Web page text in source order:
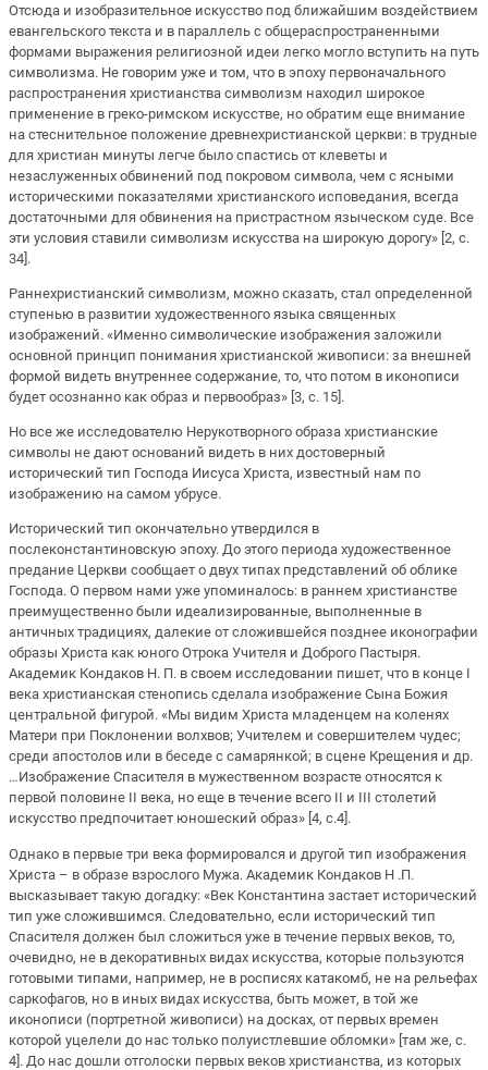
Отсюда и изобразительное искусство под ближайшим воздействием
евангельского текста и в параллель с общераспространенными
формами выражения религиозной идеи легко могло вступить на путь
символизма. Не говорим уже и том, что в эпоху первоначального
распространения христианства символизм находил широкое
применение в греко-римском искусстве, но обратим еще внимание
на стеснительное положение древнехристианской церкви: в трудные
для христиан минуты легче было спастись от клеветы и
незаслуженных обвинений под покровом символа, чем с ясными
историческими показателями христианского исповедания, всегда
достаточными для обвинения на пристрастном языческом суде. Все
эти условия ставили символизм искусства на широкую дорогу» [2, с.
34].
Раннехристианский символизм, можно сказать, стал определенной
ступенью в развитии художественного языка священных
изображений. «Именно символические изображения заложили
основной принцип понимания христианской живописи: за внешней
формой видеть внутреннее содержание, то, что потом в иконописи
будет осознанно как образ и первообраз» [3, с. 15].
Но все же исследователю Нерукотворного образа христианские
символы не дают оснований видеть в них достоверный
исторический тип Господа Иисуса Христа, известный нам по
изображению на самом убрусе.
Исторический тип окончательно утвердился в
послеконстантиновскую эпоху. До этого периода художественное
предание Церкви сообщает о двух типах представлений об облике
Господа. О первом нами уже упоминалось: в раннем христианстве
преимущественно были идеализированные, выполненные в
античных традициях, далекие от сложившейся позднее иконографии
образы Христа как юного Отрока Учителя и Доброго Пастыря.
Академик Кондаков Н. П. в своем исследовании пишет, что в конце I
века христианская стенопись сделала изображение Сына Божия
центральной фигурой. «Мы видим Христа младенцем на коленях
Матери при Поклонении волхвов; Учителем и совершителем чудес;
среди апостолов или в беседе с самарянкой; в сцене Крещения и др.
…Изображение Спасителя в мужественном возрасте относятся к
первой половине II века, но еще в течение всего II и III столетий
искусство предпочитает юношеский образ» [4, с.4].
Однако в первые три века формировался и другой тип изображения
Христа – в образе взрослого Мужа. Академик Кондаков Н .П.
высказывает такую догадку: «Век Константина застает исторический
тип уже сложившимся. Следовательно, если исторический тип
Спасителя должен был сложиться уже в течение первых веков, то,
очевидно, не в декоративных видах искусства, которые пользуются
готовыми типами, например, не в росписях катакомб, не на рельефах
саркофагов, но в иных видах искусства, быть может, в той же
иконописи (портретной живописи) на досках, от первых времен
которой уцелели до нас только полуистлевшие обломки» [там же, с.
4]. До нас дошли отголоски первых веков христианства, из которых